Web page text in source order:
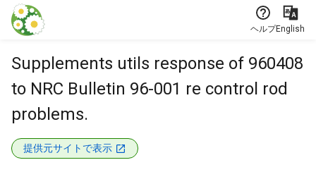
本文に飛ぶ
ヘルプEnglish
Supplements utils response of 960408
to NRC Bulletin 96-001 re control rod
problems.
提供元サイトで表示